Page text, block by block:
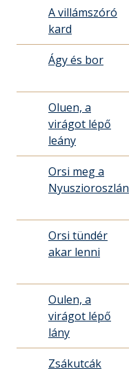
A villámszóró
kard
Ágy és bor
Oluen, a
virágot lépő
leány
Orsi meg a
Nyuszioroszlán
Orsi tündér
akar lenni
Oulen, a
virágot lépő
lány
Zsákutcák